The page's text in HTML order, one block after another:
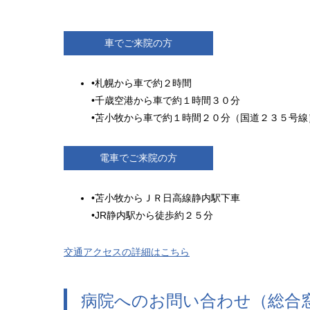
車でご来院の方
•札幌から車で約２時間
•千歳空港から車で約１時間３０分
•苫小牧から車で約１時間２０分（国道２３５号線
電車でご来院の方
•苫小牧からＪＲ日高線静内駅下車
•JR静内駅から徒歩約２５分
交通アクセスの詳細はこちら
病院へのお問い合わせ（総合